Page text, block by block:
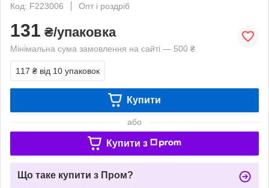
Код: F223006
Опт і роздріб
131 ₴/упаковка
Мінімальна сума замовлення на сайті — 500 ₴
117 ₴ від 10 упаковок
Купити
або
Купити з
Що таке купити з Пром?